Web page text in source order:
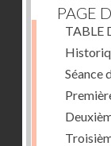
PAGE
TABLE
Séance